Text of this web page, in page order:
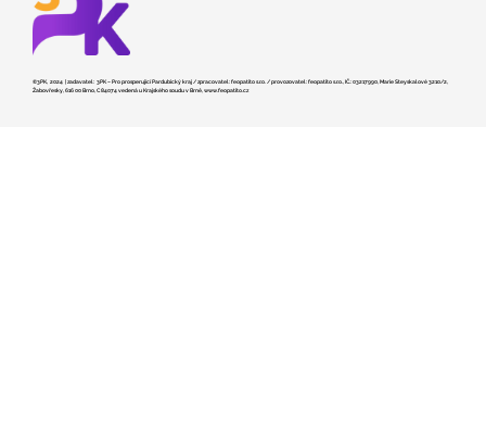
©3PK, 2024 | zadavatel: 3PK – Pro prosperující Pardubický kraj / zpracovatel: feopatito s.r.o. / provozovatel: feopatito s.r.o., IČ.: 03217990, Marie Steyskalové 3210/2,
Žabovřesky, 616 00 Brno, C 84074 vedená u Krajského soudu v Brně,www.feopatito.cz